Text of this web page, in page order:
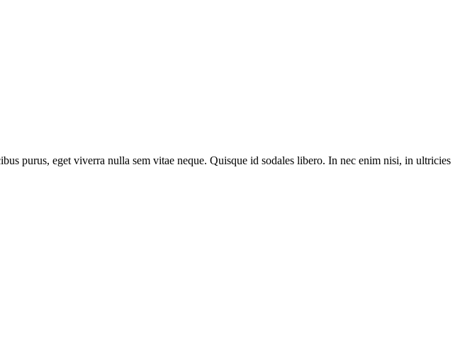
purus, eget viverra nulla sem vitae neque. Quisque id sodales libero. In nec enim nisi, in ultricies